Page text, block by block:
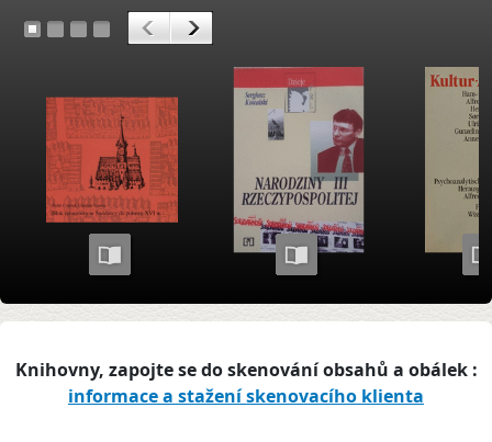
1 2 3 4 < >
Knihovny, zapojte se do skenování obsahů a obálek :
informace a stažení skenovacího klienta